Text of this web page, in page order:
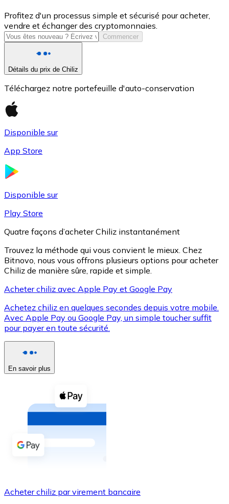
USD Coin
USDC
XRP
XRP
Voir toutes
Coupons crypto
Achetez des cryptomonnaies en espèces et d'autres
Acheter avec espèces
Virement SEPA
Profitez d'un processus simple et sécurisé pour acheter,
vendre et échanger des cryptomonnaies.
Commencer
Détails du prix de Chiliz
Téléchargez notre portefeuille d'auto-conservation
Disponible sur
App Store
Disponible sur
Play Store
Quatre façons d’acheter Chiliz instantanément
Trouvez la méthode qui vous convient le mieux. Chez
Bitnovo, nous vous offrons plusieurs options pour acheter
Chiliz de manière sûre, rapide et simple.
Acheter chiliz avec Apple Pay et Google Pay
Achetez chiliz en quelques secondes depuis votre mobile.
Avec Apple Pay ou Google Pay, un simple toucher suffit
pour payer en toute sécurité.
En savoir plus
Acheter chiliz par virement bancaire